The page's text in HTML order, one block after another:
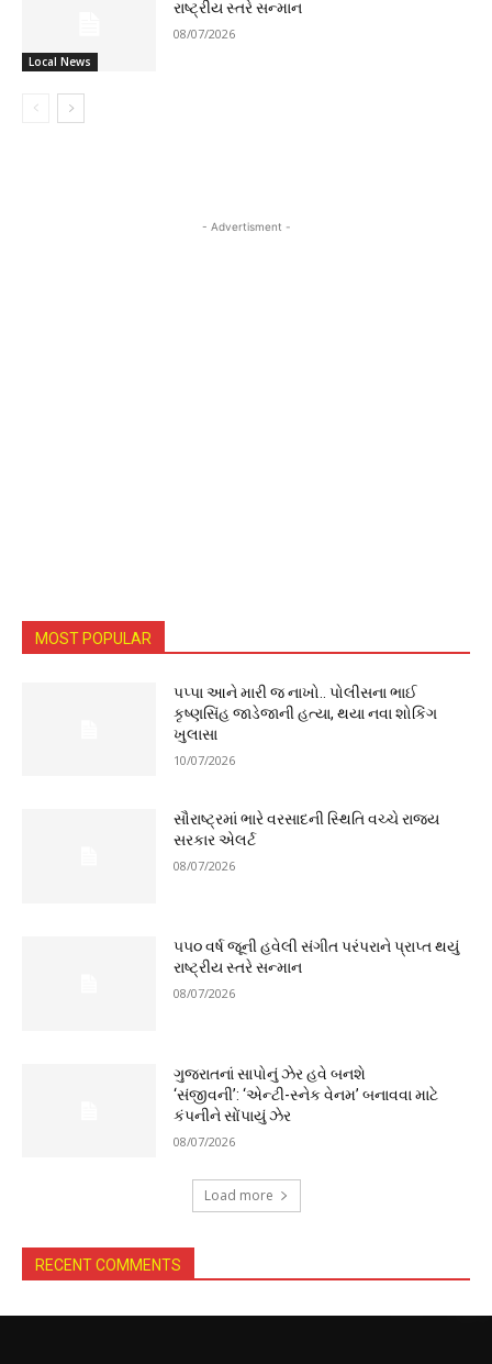
Local News
રાષ્ટ્રીય સ્તરે સન્માન
08/07/2026
- Advertisment -
MOST POPULAR
પપ્પા આને મારી જ નાખો.. પોલીસના ભાઈ
કૃષ્ણસિંહ જાડેજાની હત્યા, થયા નવા શોકિંગ
ખુલાસા
10/07/2026
સૌરાષ્ટ્રમાં ભારે વરસાદની સ્થિતિ વચ્ચે રાજ્ય
સરકાર એલર્ટ
08/07/2026
૫૫૦ વર્ષ જૂની હવેલી સંગીત પરંપરાને પ્રાપ્ત થયું
રાષ્ટ્રીય સ્તરે સન્માન
08/07/2026
ગુજરાતનાં સાપોનું ઝેર હવે બનશે
‘સંજીવની’: ‘એન્ટી-સ્નેક વેનમ’ બનાવવા માટે
કંપનીને સોંપાયું ઝેર
08/07/2026
Load more
RECENT COMMENTS